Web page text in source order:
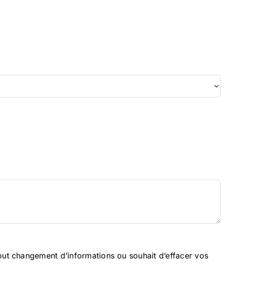
changement d’informations ou souhait d’effacer vos